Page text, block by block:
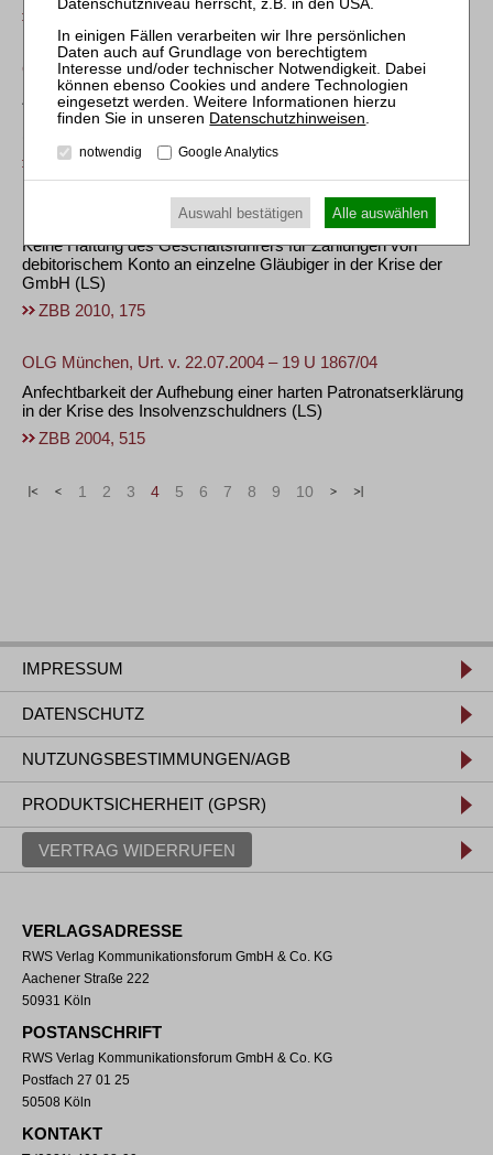
OLG München, Urt. v. 08.09.2010 – 7 U 2568/10
Zur Haftung des faktischen Geschäftsführers bei
Konsolidierungs-/Rettungsmaßnahmen in finanzieller Krise
ZBB 2010, 519
BGH, Urt. v. 25.01.2010 – II ZR 258/08
Keine Haftung des Geschäftsführers für Zahlungen von
debitorischem Konto an einzelne Gläubiger in der Krise der
GmbH (LS)
ZBB 2010, 175
OLG München, Urt. v. 22.07.2004 – 19 U 1867/04
Anfechtbarkeit der Aufhebung einer harten Patronatserklärung
in der Krise des Insolvenzschuldners (LS)
ZBB 2004, 515
« < 1 2 3 4 5 6 7 8 9 10 > »
IMPRESSUM
DATENSCHUTZ
NUTZUNGSBESTIMMUNGEN/AGB
PRODUKTSICHERHEIT (GPSR)
VERTRAG WIDERRUFEN
VERLAGSADRESSE
RWS Verlag Kommunikationsforum GmbH & Co. KG
Aachener Straße 222
50931 Köln
POSTANSCHRIFT
RWS Verlag Kommunikationsforum GmbH & Co. KG
Postfach 27 01 25
50508 Köln
KONTAKT
Datenschutzhinweisen
notwendig Google Analytics
Auswahl bestätigen Alle auswählen